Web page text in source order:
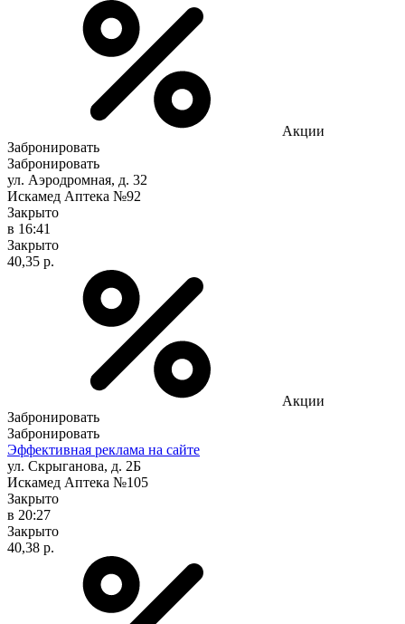
Акции
Забронировать
Забронировать
ул. Аэродромная, д. 32
Искамед Аптека №92
Закрыто
в 16:41
Закрыто
40,35 р.
Акции
Забронировать
Забронировать
Эффективная реклама на сайте
ул. Скрыганова, д. 2Б
Искамед Аптека №105
Закрыто
в 20:27
Закрыто
40,38 р.